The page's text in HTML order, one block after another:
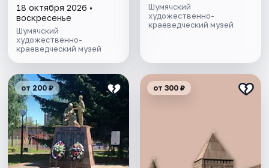
18 октября 2026 •
воскресенье
Шумячский
художественно-
краеведческий музей
Шумячский
художественно-
краеведческий музей
от 200 ₽ от 300 ₽